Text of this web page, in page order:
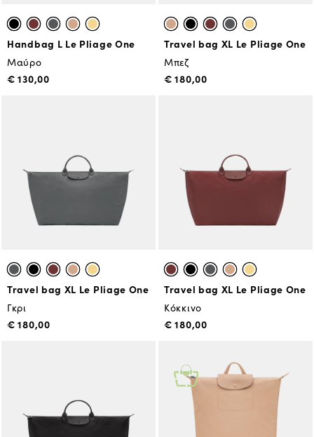
Handbag L Le Pliage One
Μαύρο
€ 130,00
Travel bag XL Le Pliage One
Μπεζ
€ 180,00
Travel bag XL Le Pliage One
Γκρι
€ 180,00
Travel bag XL Le Pliage One
Κόκκινο
€ 180,00